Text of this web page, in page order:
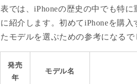
表では、iPhoneの歴史の中でも特
に紹介します。初めてiPhoneを購
たモデルを選ぶための参考になるで
発売
年
モデル名